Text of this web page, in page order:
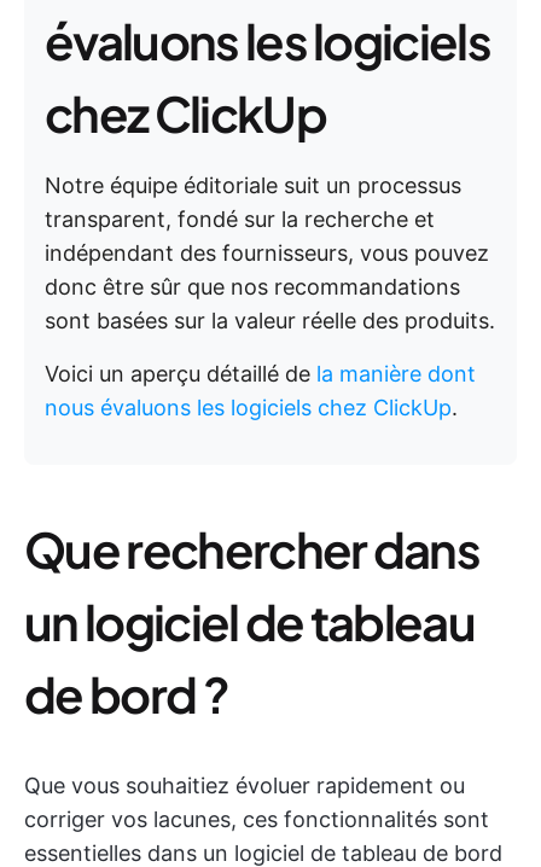
évaluons les logiciels
chez ClickUp
Notre équipe éditoriale suit un processus
transparent, fondé sur la recherche et
indépendant des fournisseurs, vous pouvez
donc être sûr que nos recommandations
sont basées sur la valeur réelle des produits.
Voici un aperçu détaillé de la manière dont
nous évaluons les logiciels chez ClickUp.
Que rechercher dans
un logiciel de tableau
de bord ?
Que vous souhaitiez évoluer rapidement ou
corriger vos lacunes, ces fonctionnalités sont
essentielles dans un logiciel de tableau de bord